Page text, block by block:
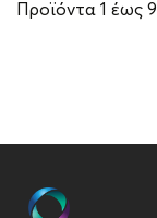
Προϊόντα 1 έως 9